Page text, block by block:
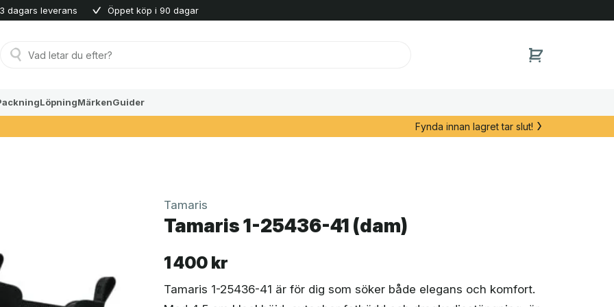
dagars leverans Öppet köp i 90 dagar
Produktsökning
LöpningMärkenGuider
Fynda innan lagret tar slut!
Tamaris
Tamaris 1-25436-41 (dam)
1 400 kr
Tamaris 1-25436-41 är för dig som söker både elegans och komfort.